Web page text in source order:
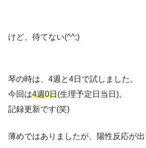
けど、待てない(^^;)
琴の時は、4週と4日で試しました。
今回は4週0日(生理予定日当日)。
記録更新です(笑)
薄めではありましたが、陽性反応が